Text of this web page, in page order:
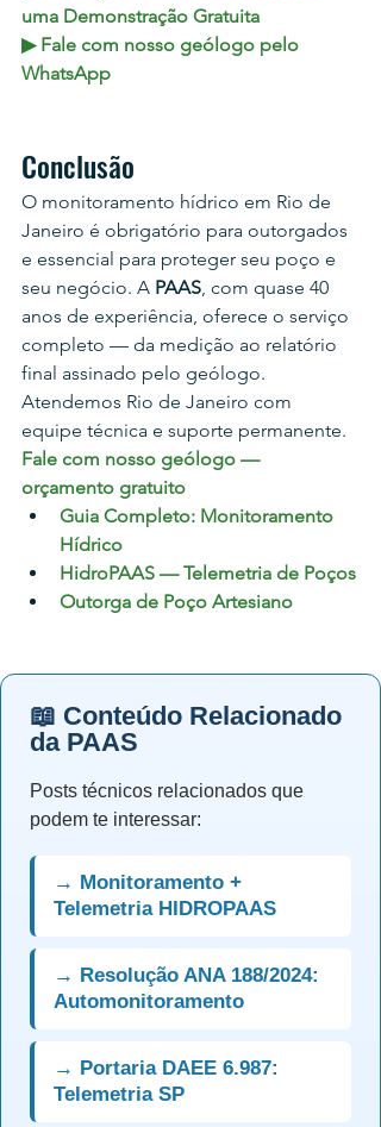
uma Demonstração Gratuita
▶ Fale com nosso geólogo pelo
WhatsApp
Conclusão
O monitoramento hídrico em Rio de
Janeiro é obrigatório para outorgados
e essencial para proteger seu poço e
seu negócio. A PAAS, com quase 40
anos de experiência, oferece o serviço
completo — da medição ao relatório
final assinado pelo geólogo.
Atendemos Rio de Janeiro com
equipe técnica e suporte permanente.
Fale com nosso geólogo —
orçamento gratuito
Guia Completo: Monitoramento
Hídrico
HidroPAAS — Telemetria de Poços
Outorga de Poço Artesiano
📖 Conteúdo Relacionado
da PAAS
Posts técnicos relacionados que
podem te interessar:
→ Monitoramento +
Telemetria HIDROPAAS
→ Resolução ANA 188/2024:
Automonitoramento
→ Portaria DAEE 6.987:
Telemetria SP